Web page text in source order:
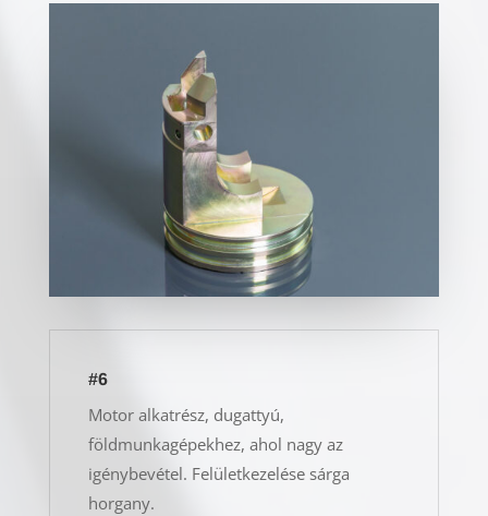
#6
Motor alkatrész, dugattyú,
földmunkagépekhez, ahol nagy az
igénybevétel. Felületkezelése sárga
horgany.